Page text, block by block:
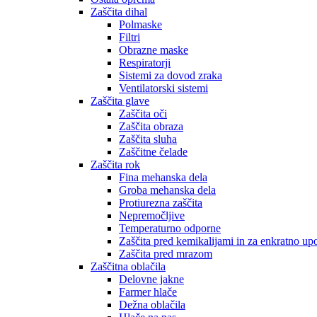
Zaščita dihal
Polmaske
Filtri
Obrazne maske
Respiratorji
Sistemi za dovod zraka
Ventilatorski sistemi
Zaščita glave
Zaščita oči
Zaščita obraza
Zaščita sluha
Zaščitne čelade
Zaščita rok
Fina mehanska dela
Groba mehanska dela
Protiurezna zaščita
Nepremočljive
Temperaturno odporne
Zaščita pred kemikalijami in za enkratno
Zaščita pred mrazom
Zaščitna oblačila
Delovne jakne
Farmer hlače
Dežna oblačila